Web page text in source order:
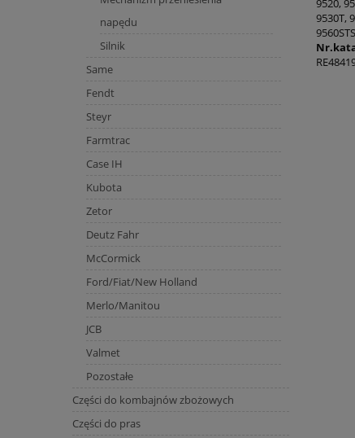
napędu
Silnik
Same
Fendt
Steyr
Farmtrac
Case IH
Kubota
Zetor
Deutz Fahr
McCormick
Ford/Fiat/New Holland
Merlo/Manitou
JCB
Valmet
Pozostałe
Części do kombajnów zbożowych
Części do pras
9520,
9530T,